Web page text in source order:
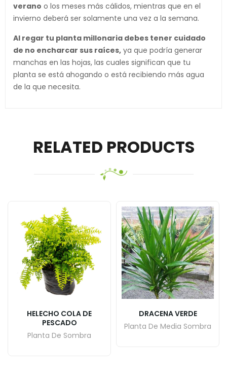
verano o los meses más cálidos, mientras que en el
invierno deberá ser solamente una vez a la semana.
Al regar tu planta millonaria debes tener cuidado
de no encharcar sus raíces, ya que podría generar
manchas en las hojas, las cuales significan que tu
planta se está ahogando o está recibiendo más agua
de la que necesita.
RELATED PRODUCTS
HELECHO COLA DE
PESCADO
Planta De Sombra
DRACENA VERDE
Planta De Media Sombra